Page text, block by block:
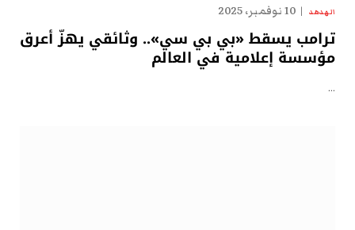
الهدهد 10 نوفمبر، 2025
ترامب يسقط «بي بي سي».. وثائقي يهزّ أعرق
مؤسسة إعلامية في العالم
…